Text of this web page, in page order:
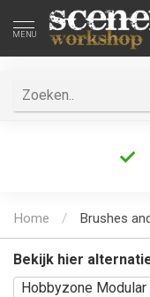
MENU
Home / Brushes
Bekijk hier
Hobbyzone